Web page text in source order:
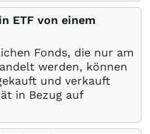
ETF von einem
Fonds, die nur am
werden, können
und verkauft
in Bezug auf